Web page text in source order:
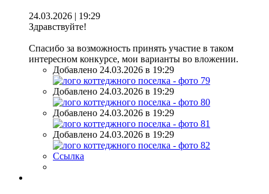
24.03.2026 | 19:29
Здравствуйте!
Спасибо за возможность принять участие в таком
интересном конкурсе, мои варианты во вложении.
Добавлено 24.03.2026 в 19:29
Добавлено 24.03.2026 в 19:29
Добавлено 24.03.2026 в 19:29
Добавлено 24.03.2026 в 19:29
Ссылка